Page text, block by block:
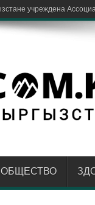
хирурги спасли
ОБЩЕСТВО